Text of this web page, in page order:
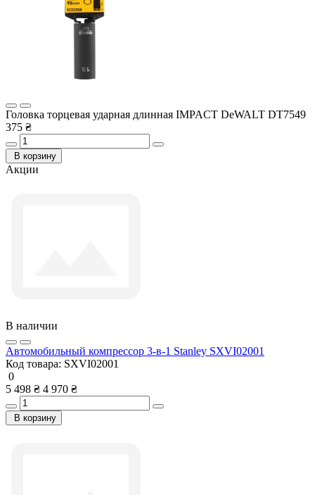
Головка торцевая ударная длинная IMPACT DeWALT DT7549
375 ₴
В корзину
Акции
В наличии
Автомобильный компрессор 3-в-1 Stanley SXVI02001
Код товара: SXVI02001
0
5 498 ₴ 4 970 ₴
В корзину